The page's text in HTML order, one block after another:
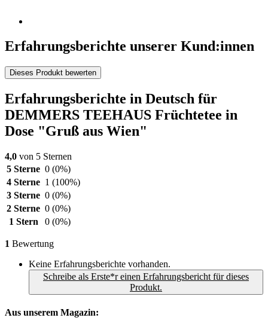
Erfahrungsberichte unserer Kund:innen
Dieses Produkt bewerten
Erfahrungsberichte in Deutsch für
DEMMERS TEEHAUS Früchtetee in
Dose "Gruß aus Wien"
4,0 von 5 Sternen
5 Sterne 0 (0%)
4 Sterne 1 (100%)
3 Sterne 0 (0%)
2 Sterne 0 (0%)
1 Stern
0 (0%)
1 Bewertung
Keine Erfahrungsberichte vorhanden.
Schreibe als Erste*r einen Erfahrungsbericht für dieses
Produkt.
Aus unserem Magazin: